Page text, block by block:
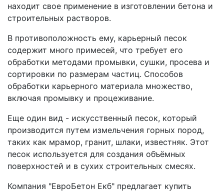
находит свое применение в изготовлении бетона и
строительных растворов.
В противоположность ему, карьерный песок
содержит много примесей, что требует его
обработки методами промывки, сушки, просева и
сортировки по размерам частиц. Способов
обработки карьерного материала множество,
включая промывку и процеживание.
Еще один вид - искусственный песок, который
производится путем измельчения горных пород,
таких как мрамор, гранит, шлаки, известняк. Этот
песок используется для создания объёмных
поверхностей и в сухих строительных смесях.
Компания "ЕвроБетон Екб" предлагает купить